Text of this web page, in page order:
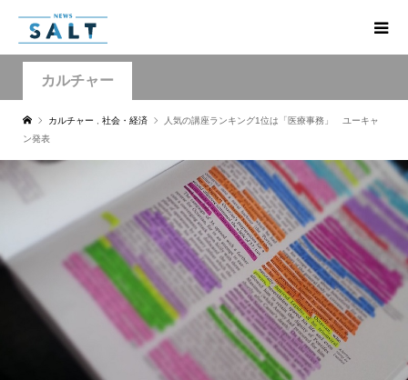
カルチャー
カルチャー 社会・経済
人気の講座ランキング1位は「医療事務」 ユーキャ
ン発表